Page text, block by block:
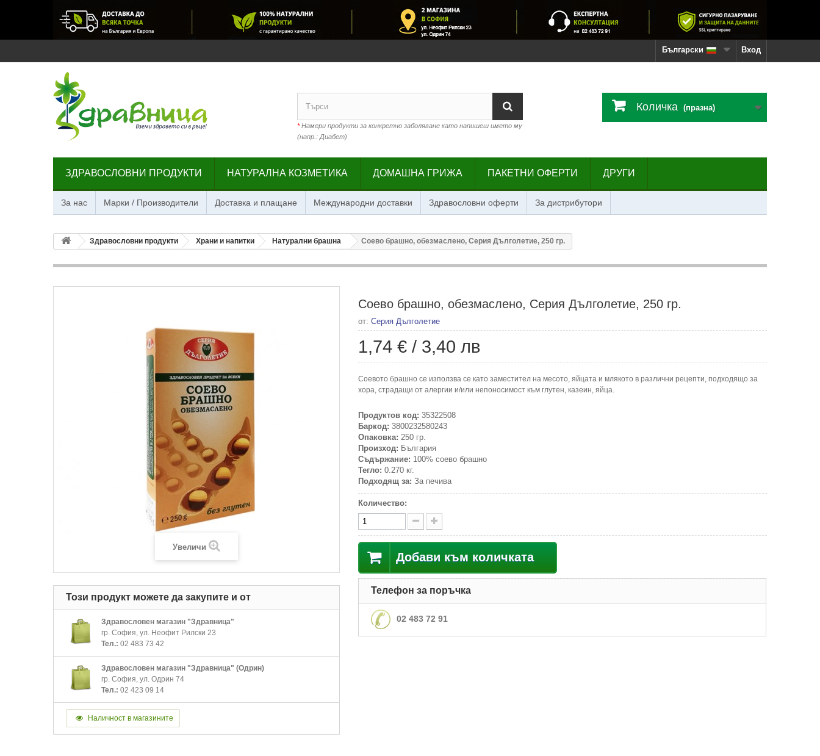
Вход
Български
*Намери продукти за конкретно заболяване като напишеш името му
(напр.: Диабет)
Количка (празна)
ЗДРАВОСЛОВНИ ПРОДУКТИ НАТУРАЛНА КОЗМЕТИКА ДОМАШНА ГРИЖА ПАКЕТНИ ОФЕРТИ ДРУГИ
За нас Марки / Производители Доставка и плащане Международни доставки Здравословни оферти За дистрибутори
Здравословни продукти Храни и напитки Натурални брашна Соево брашно, обезмаслено, Серия Дълголетие, 250 гр.
Увеличи
Този продукт можете да закупите и от
Здравословен магазин "Здравница"
гр. София, ул. Неофит Рилски 23
Тел.: 02 483 73 42
Здравословен магазин "Здравница" (Одрин)
гр. София, ул. Одрин 74
Тел.: 02 423 09 14
Наличност в магазините
Соево брашно, обезмаслено, Серия Дълголетие, 250 гр.
от: Серия Дълголетие
1,74 € / 3,40 лв
Соевото брашно се използва се като заместител на месото, яйцата и млякото в различни рецепти, подходящо за
хора, страдащи от алергии и/или непоносимост към глутен, казеин, яйца.
Продуктов код: 35322508
Баркод: 3800232580243
Опаковка: 250 гр.
Произход: България
Съдържание: 100% соево брашно
Тегло: 0.270 кг.
Подходящ за: За печива
Количество:
Добави към количката
Телефон за поръчка
02 483 72 91